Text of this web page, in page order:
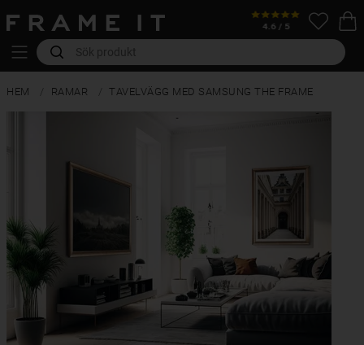
HEM RAMAR TAVELVÄGG MED SAMSUNG THE FRAME